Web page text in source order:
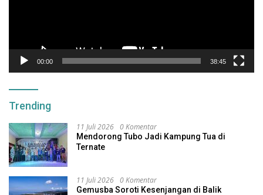
00:00 38:45
Trending
11 Juli 2026 0 Komentar
Mendorong Tubo Jadi Kampung Tua di
Ternate
11 Juli 2026 0 Komentar
Gemusba Soroti Kesenjangan di Balik